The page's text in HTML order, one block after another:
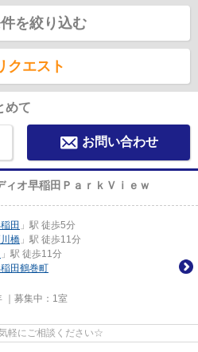
を絞り込む
クエスト
めて
お問い合わせ
ィオ早稲田ＰａｒｋＶｉｅｗ
田 」駅 徒歩5分
橋 」駅 徒歩11分
」駅 徒歩11分
田鶴巻町
募集中： 1室
軽にご相談ください☆